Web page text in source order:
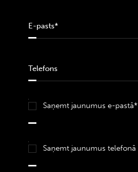
Saņemt jaunumus e-pastā*
Saņemt jaunumus telefonā